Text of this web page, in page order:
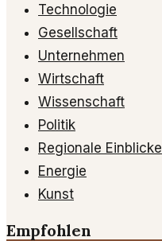
Technologie
Gesellschaft
Unternehmen
Wirtschaft
Wissenschaft
Politik
Regionale Einblicke
Energie
Kunst
Empfohlen